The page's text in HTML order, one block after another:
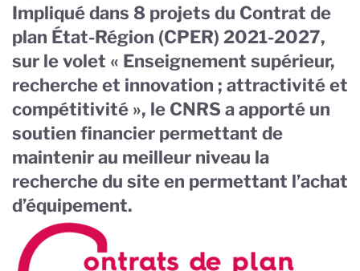
Impliqué dans 8 projets du Contrat de
plan État-Région (CPER) 2021-2027,
sur le volet « Enseignement supérieur,
recherche et innovation ; attractivité et
compétitivité », le CNRS a apporté un
soutien financier permettant de
maintenir au meilleur niveau la
recherche du site en permettant l’achat
d’équipement.